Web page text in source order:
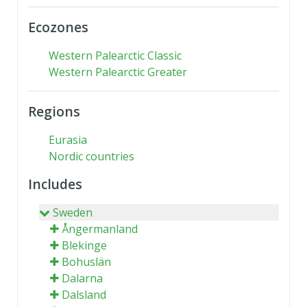
Ecozones
Western Palearctic Classic
Western Palearctic Greater
Regions
Eurasia
Nordic countries
Includes
Sweden
Ångermanland
Blekinge
Bohuslän
Dalarna
Dalsland